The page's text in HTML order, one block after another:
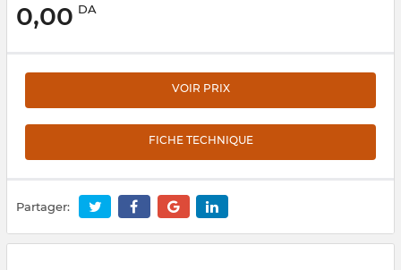
0,00 DA
VOIR PRIX
FICHE TECHNIQUE
Partager: